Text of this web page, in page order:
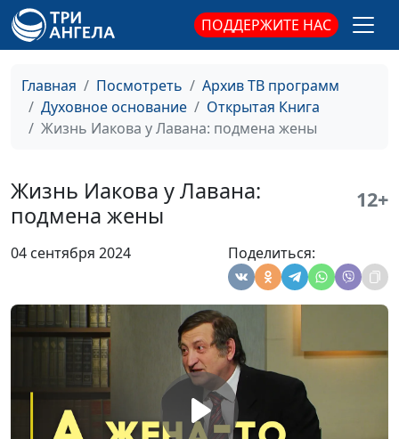
ПОДДЕРЖИТЕ НАС
Главная Посмотреть
Архив ТВ программ
Духовное основание
Открытая Книга
Жизнь Иакова у Лавана: подмена жены
Жизнь Иакова у Лавана:
подмена жены
12+
04 сентября 2024 Поделиться:
старший научный
сотрудник Института
им. М.П. Кулакова
Испытания Иосифа и Божий
Юлия Синицына,
Иван Лобанов,
сотрудник Института
История Иосифа. Из
Юлия Синицына,
Иван Лобанов,
старший научный
сотрудник Института
перевода Библии
им. М.П. Кулакова
Жизнь Иакова: помогает ли
Бог решать проблемы?
Юлия Синицына,
Иван Лобанов,